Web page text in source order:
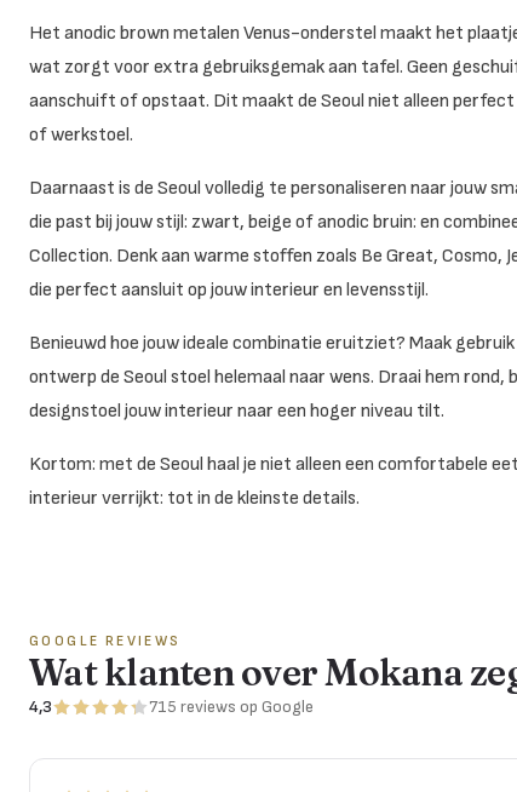
Het anodic brown metalen Venus-onderstel maakt het
wat zorgt voor extra gebruiksgemak aan tafel. Geen
aanschuift of opstaat. Dit maakt de Seoul niet alleen
of werkstoel.
Daarnaast is de Seoul volledig te personaliseren naar jouw
die past bij jouw stijl: zwart, beige of anodic bruin: en
Collection. Denk aan warme stoffen zoals Be Great, Cosmo,
die perfect aansluit op jouw interieur en levensstijl.
Benieuwd hoe jouw ideale combinatie eruitziet? Maak gebruik
ontwerp de Seoul stoel helemaal naar wens. Draai hem
designstoel jouw interieur naar een hoger niveau tilt.
Kortom: met de Seoul haal je niet alleen een comfortabele
interieur verrijkt: tot in de kleinste details.
GOOGLE REVIEWS
Wat klanten over Mokana
4,3 715 reviews op Google